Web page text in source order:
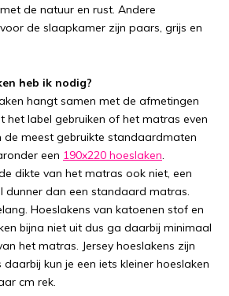
de natuur en rust. Andere
de slaapkamer zijn paars, grijs en
heb ik nodig?
hangt samen met de afmetingen
het label gebruiken of het matras even
de meest gebruikte standaardmaten
een 190x220 hoeslaken.
dikte van het matras ook niet, een
dunner dan een standaard matras.
Hoeslakens van katoenen stof en
bijna niet uit dus ga daarbij minimaal
het matras. Jersey hoeslakens zijn
kun je een iets kleiner hoeslaken
cm rek.